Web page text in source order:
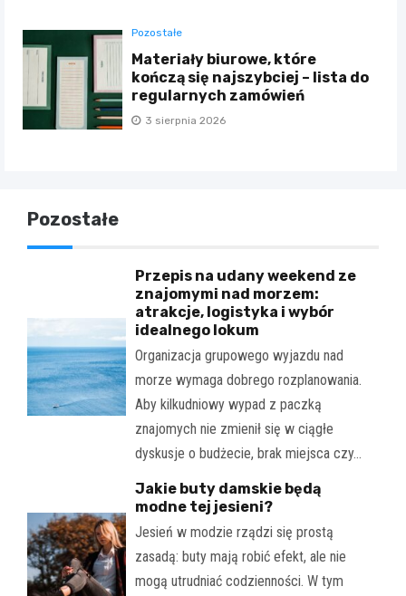
Pozostałe
Materiały biurowe, które
kończą się najszybciej – lista do
regularnych zamówień
3 sierpnia 2026
Pozostałe
Przepis na udany weekend ze
znajomymi nad morzem:
atrakcje, logistyka i wybór
idealnego lokum
Organizacja grupowego wyjazdu nad
morze wymaga dobrego rozplanowania.
Aby kilkudniowy wypad z paczką
znajomych nie zmienił się w ciągłe
dyskusje o budżecie, brak miejsca czy…
Jakie buty damskie będą
modne tej jesieni?
Jesień w modzie rządzi się prostą
zasadą: buty mają robić efekt, ale nie
mogą utrudniać codzienności. W tym